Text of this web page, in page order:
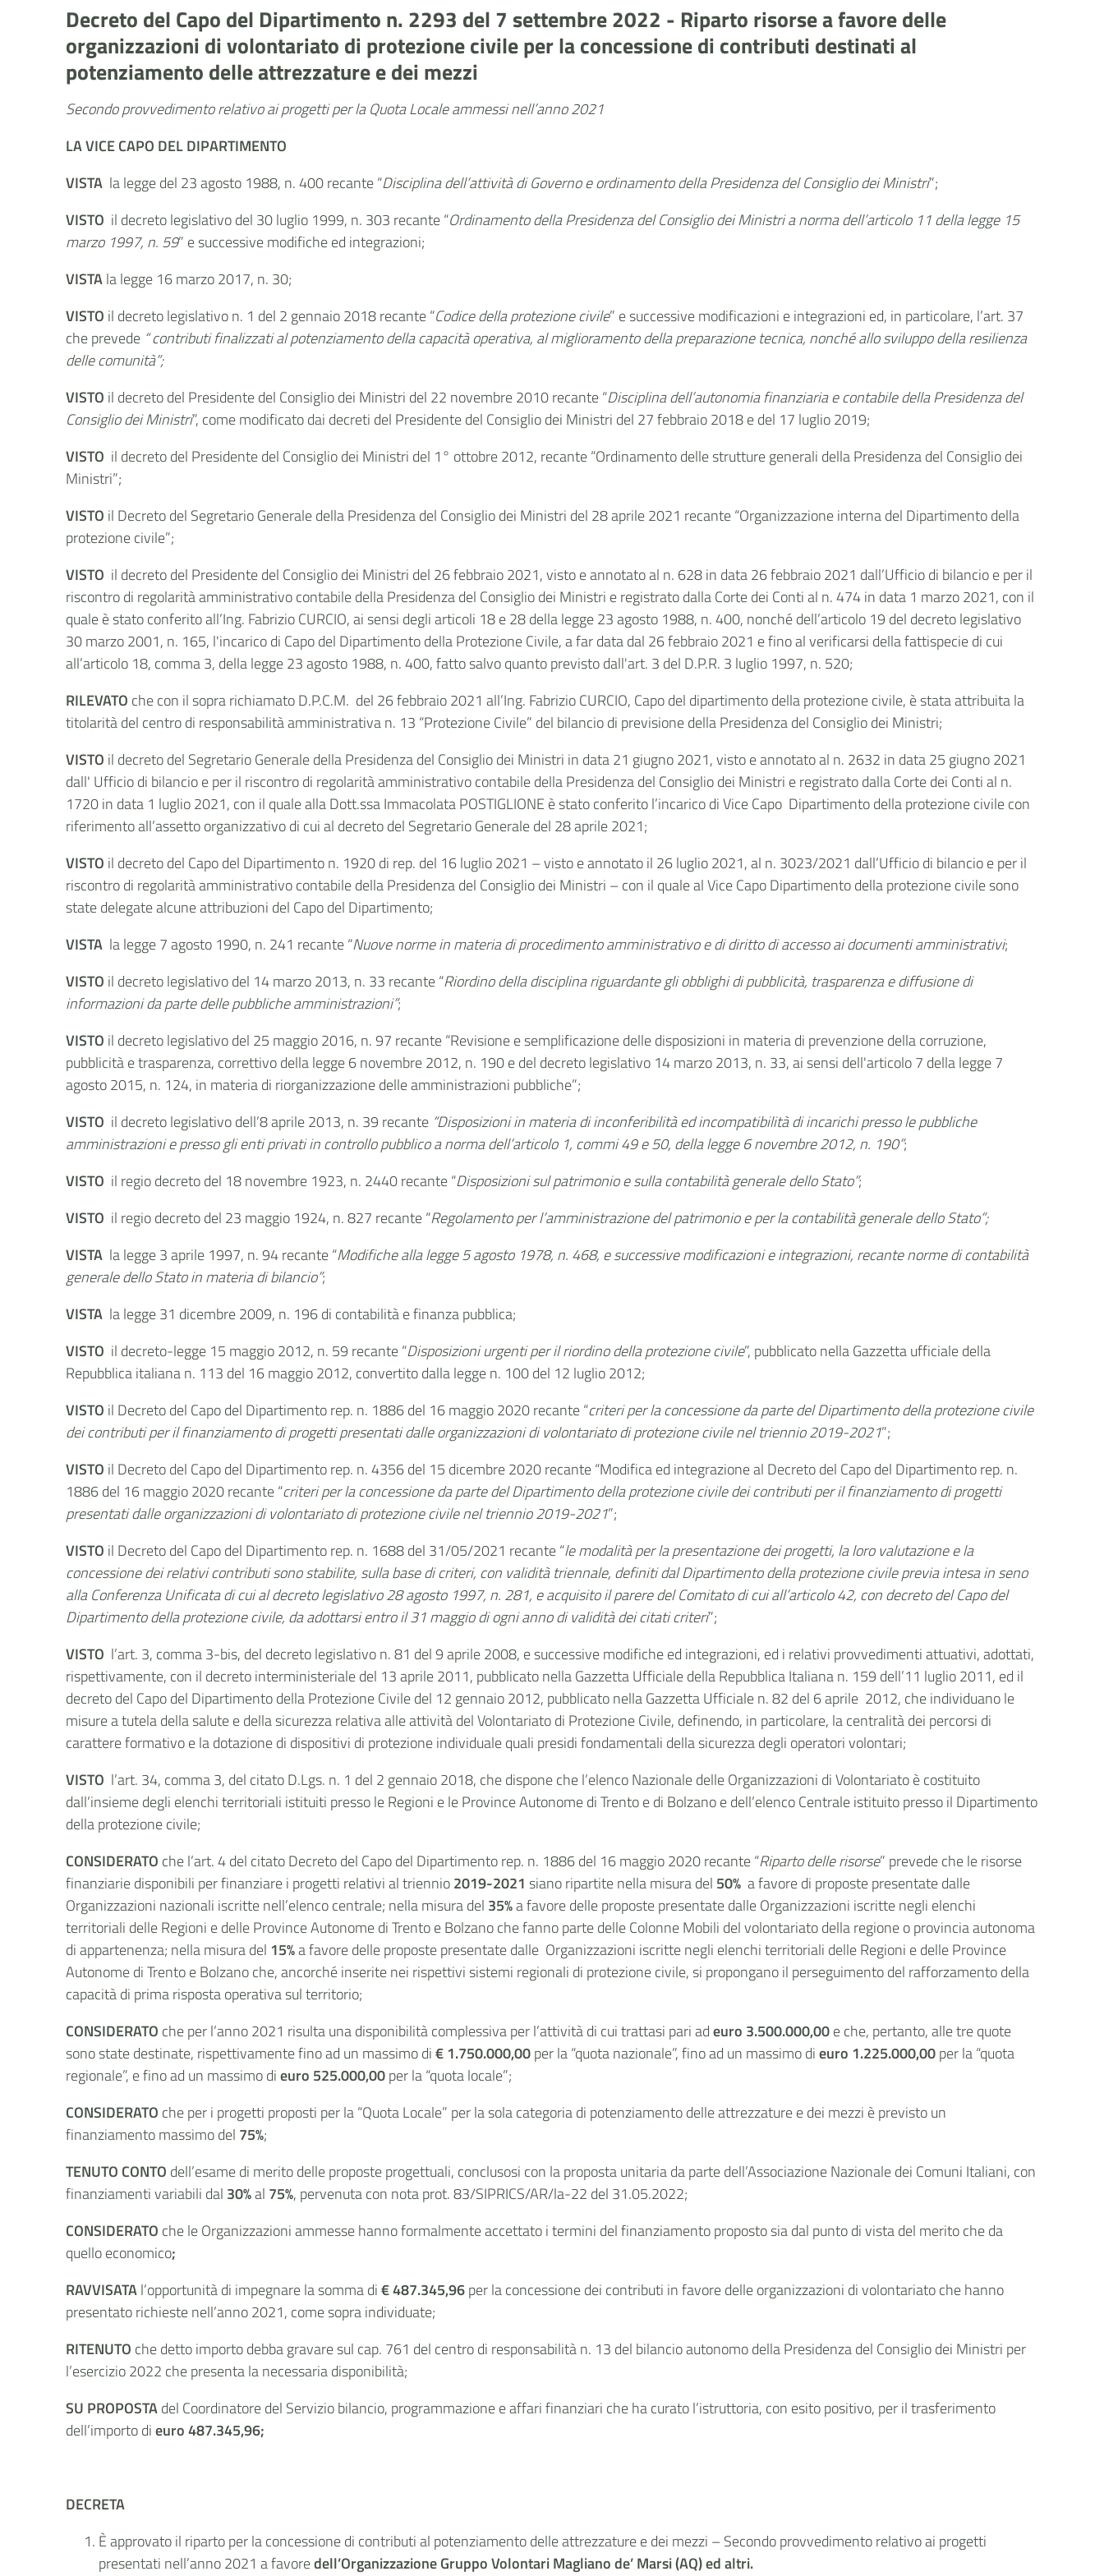
Decreto del Capo del Dipartimento n. 2293 del 7 settembre 2022 - Riparto risorse a favore delle
organizzazioni di volontariato di protezione civile per la concessione di contributi destinati al
potenziamento delle attrezzature e dei mezzi
Secondo provvedimento relativo ai progetti per la Quota Locale ammessi nell’anno 2021
LA VICE CAPO DEL DIPARTIMENTO
VISTA la legge del 23 agosto 1988, n. 400 recante “Disciplina dell’attività di Governo e ordinamento della Presidenza del Consiglio dei Ministri”;
VISTO il decreto legislativo del 30 luglio 1999, n. 303 recante “Ordinamento della Presidenza del Consiglio dei Ministri a norma dell’articolo 11 della legge 15
marzo 1997, n. 59” e successive modifiche ed integrazioni;
VISTAla legge 16 marzo 2017, n. 30;
VISTO il decretolegislativo n. 1 del 2 gennaio 2018 recante “Codice della protezione civile” e successive modificazioni e integrazioni ed, in particolare, l’art. 37
che prevede “ contributi finalizzati al potenziamento della capacità operativa, al miglioramento della preparazione tecnica, nonché allo sviluppo della resilienza
delle comunità”;
VISTO il decreto del Presidente del Consiglio dei Ministri del 22 novembre 2010 recante “Disciplina dell’autonomia finanziaria e contabile della Presidenza del
Consiglio dei Ministri”, come modificato dai decreti del Presidente del Consiglio dei Ministri del 27 febbraio 2018 e del 17 luglio 2019;
VISTO il decreto del Presidente del Consiglio dei Ministri del 1° ottobre 2012, recante “Ordinamento delle strutture generali della Presidenza del Consiglio dei
Ministri”;
VISTO il Decreto del Segretario Generale della Presidenza del Consiglio dei Ministri del 28 aprile 2021 recante “Organizzazione interna del Dipartimento della
protezione civile”;
VISTO il decreto del Presidente del Consiglio dei Ministri del 26 febbraio 2021, visto e annotato al n. 628 in data 26 febbraio 2021 dall’Ufficio di bilancio e per il
riscontro di regolarità amministrativo contabile della Presidenza del Consiglio dei Ministri e registrato dalla Corte dei Conti al n. 474 in data 1 marzo 2021, con il
quale è stato conferito all’Ing. Fabrizio CURCIO, ai sensi degli articoli 18 e 28 della legge 23 agosto 1988, n. 400, nonché dell’articolo 19 del decreto legislativo
30 marzo 2001, n. 165, l'incarico di Capo del Dipartimento della Protezione Civile, a far data dal 26 febbraio 2021 e fino al verificarsi della fattispecie di cui
all’articolo 18, comma 3, della legge 23 agosto 1988, n. 400, fatto salvo quanto previsto dall'art. 3 del D.P.R. 3 luglio 1997, n. 520;
RILEVATO che con il sopra richiamato D.P.C.M. del 26 febbraio 2021 all’Ing. Fabrizio CURCIO, Capo del dipartimento della protezione civile, è stata attribuita la
titolarità del centro di responsabilità amministrativa n. 13 “Protezione Civile” del bilancio di previsione della Presidenza del Consiglio dei Ministri;
VISTO il decreto del Segretario Generale della Presidenza del Consiglio dei Ministri in data 21 giugno 2021, visto e annotato al n. 2632 in data 25 giugno 2021
dall' Ufficio di bilancio e per il riscontro di regolarità amministrativo contabile della Presidenza del Consiglio dei Ministri e registrato dalla Corte dei Conti al n.
1720 in data 1 luglio 2021, con il quale alla Dott.ssa Immacolata POSTIGLIONE è stato conferito l’incarico di Vice Capo Dipartimento della protezione civile con
riferimento all’assetto organizzativo di cui al decreto del Segretario Generale del 28 aprile 2021;
VISTO il decreto del Capo del Dipartimento n. 1920 di rep. del 16 luglio 2021 – visto e annotato il 26 luglio 2021, al n. 3023/2021 dall’Ufficio di bilancio e per il
riscontro di regolarità amministrativo contabile della Presidenza del Consiglio dei Ministri – con il quale al Vice Capo Dipartimento della protezione civile sono
state delegate alcune attribuzioni del Capo del Dipartimento;
VISTA la legge 7 agosto 1990, n. 241 recante “Nuove norme in materia di procedimentoamministrativo e di diritto di accesso ai documenti amministrativi;
VISTO il decreto legislativo del 14 marzo 2013, n. 33 recante “Riordino della disciplina riguardante gli obblighi di pubblicità, trasparenza e diffusione di
informazioni da parte delle pubbliche amministrazioni”;
VISTO il decreto legislativo del 25 maggio 2016, n. 97 recante “Revisione e semplificazione delle disposizioni in materia di prevenzione della corruzione,
pubblicità e trasparenza, correttivo della legge 6 novembre 2012, n. 190 e del decreto legislativo 14 marzo 2013, n. 33, ai sensi dell'articolo 7 della legge 7
agosto 2015, n. 124, in materia di riorganizzazione delle amministrazioni pubbliche”;
VISTO il decreto legislativo dell’8 aprile 2013, n. 39 recante “Disposizioni in materia di inconferibilità ed incompatibilità di incarichi presso le pubbliche
amministrazioni e presso gli enti privati in controllo pubblico a norma dell’articolo 1, commi 49 e 50, della legge 6 novembre 2012, n. 190”;
VISTO il regio decreto del 18 novembre 1923, n. 2440 recante “Disposizioni sul patrimonio e sulla contabilità generale dello Stato”;
VISTO il regio decreto del 23 maggio 1924, n. 827 recante “Regolamento per l’amministrazione del patrimonio e per la contabilità generale dello Stato”;
VISTA la legge 3 aprile 1997, n. 94 recante “Modifiche alla legge 5 agosto 1978, n. 468, e successive modificazioni e integrazioni, recante norme di contabilità
generale dello Stato in materia di bilancio”;
VISTA la legge 31 dicembre 2009, n. 196 di contabilità e finanza pubblica;
VISTO il decreto-legge 15 maggio 2012, n. 59 recante “Disposizioni urgenti per il riordino della protezione civile”, pubblicato nella Gazzetta ufficiale della
Repubblica italiana n. 113 del 16 maggio 2012, convertito dalla legge n. 100 del 12 luglio 2012;
VISTO il Decreto del Capo del Dipartimento rep. n. 1886 del 16 maggio 2020 recante “criteri per la concessione da parte del Dipartimento della protezione civile
dei contributi per il finanziamento di progetti presentati dalle organizzazioni di volontariato di protezione civile nel triennio 2019-2021”;
VISTO il Decreto del Capo del Dipartimento rep. n. 4356 del 15 dicembre 2020 recante “Modifica ed integrazione al Decreto del Capo del Dipartimento rep. n.
1886 del 16 maggio 2020 recante “criteri per la concessione da parte del Dipartimento della protezione civile dei contributi per il finanziamento di progetti
presentati dalle organizzazioni di volontariato di protezione civile nel triennio 2019-2021”;
VISTO il Decreto del Capo del Dipartimento rep. n. 1688 del 31/05/2021 recante “le modalità per la presentazione dei progetti, la loro valutazione e la
concessione dei relativi contributi sono stabilite, sulla base di criteri, con validità triennale, definiti dal Dipartimento della protezione civile previa intesa in seno
alla Conferenza Unificata di cui al decreto legislativo 28 agosto 1997, n. 281, e acquisito il parere del Comitato di cui all’articolo 42, con decreto del Capo del
Dipartimento della protezione civile, da adottarsi entro il 31 maggio di ogni anno di validità dei citati criteri”;
VISTO l’art. 3, comma 3-bis, del decreto legislativo n. 81 del 9 aprile 2008, e successive modifiche ed integrazioni, ed i relativi provvedimenti attuativi, adottati,
rispettivamente, con il decreto interministeriale del 13 aprile 2011, pubblicato nella Gazzetta Ufficiale della Repubblica Italiana n. 159 dell’11 luglio 2011, ed il
decreto del Capo del Dipartimento della Protezione Civile del 12 gennaio 2012, pubblicato nella Gazzetta Ufficiale n. 82 del 6 aprile 2012, che individuano le
misure a tutela della salute e della sicurezza relativa alle attività del Volontariato di Protezione Civile, definendo, in particolare, la centralità dei percorsi di
carattere formativo e la dotazione di dispositivi di protezione individuale quali presidi fondamentali della sicurezza degli operatori volontari;
VISTO l’art. 34, comma 3, del citato D.Lgs. n. 1 del 2 gennaio 2018, che dispone che l’elenco Nazionale delle Organizzazioni di Volontariato è costituito
dall’insieme degli elenchi territoriali istituiti presso le Regioni e le Province Autonome di Trento e di Bolzano e dell’elenco Centrale istituito presso il Dipartimento
della protezione civile;
CONSIDERATO che l’art. 4 del citato Decreto del Capo del Dipartimento rep. n. 1886 del 16 maggio 2020 recante “Riparto delle risorse” prevede che le risorse
finanziarie disponibili per finanziare i progetti relativi al triennio2019-2021 siano ripartite nella misura del 50% a favore di proposte presentate dalle
Organizzazioni nazionali iscritte nell’elenco centrale; nella misura del 35%a favore delle proposte presentate dalle Organizzazioni iscritte negli elenchi
territoriali delle Regioni e delle Province Autonome di Trento e Bolzano che fanno parte delle Colonne Mobili del volontariato della regione o provincia autonoma
di appartenenza; nella misura del 15%a favore delle proposte presentate dalle Organizzazioni iscritte negli elenchi territoriali delle Regioni e delle Province
Autonome di Trento e Bolzano che, ancorché inserite nei rispettivi sistemi regionali di protezione civile, si propongano il perseguimento del rafforzamento della
capacità di prima risposta operativa sul territorio;
CONSIDERATO che per l’anno 2021 risulta una disponibilità complessiva per l’attività di cui trattasi pari adeuro 3.500.000,00e che, pertanto, alle tre quote
sono state destinate, rispettivamente fino ad un massimo di€ 1.750.000,00per la “quota nazionale”, fino ad un massimo dieuro 1.225.000,00per la “quota
regionale”, e fino ad un massimo dieuro 525.000,00per la “quota locale”;
CONSIDERATO che per i progetti proposti per la “Quota Locale” per la sola categoria di potenziamento delle attrezzature e dei mezzi è previsto un
finanziamento massimo del 75%;
TENUTO CONTO dell’esame di merito delle proposte progettuali, conclusosi con la proposta unitaria da parte dell’Associazione Nazionale dei Comuni Italiani, con
finanziamenti variabili dal 30%al 75%, pervenuta con nota prot. 83/SIPRICS/AR/la-22 del 31.05.2022;
CONSIDERATO che le Organizzazioni ammesse hanno formalmente accettato i termini del finanziamento proposto sia dal punto di vista del merito che da
quello economico;
RAVVISATAl’opportunità di impegnare la somma di€ 487.345,96per la concessione dei contributi in favore delle organizzazioni di volontariato che hanno
presentato richieste nell’anno 2021, come sopra individuate;
RITENUTO che detto importo debba gravare sul cap. 761 del centro di responsabilità n. 13 del bilancio autonomo della Presidenza del Consiglio dei Ministri per
l’esercizio2022 che presenta la necessaria disponibilità;
SU PROPOSTAdel Coordinatore del Servizio bilancio, programmazione e affari finanziari che ha curato l’istruttoria, con esito positivo, per il trasferimento
dell’importo dieuro487.345,96;
DECRETA
È approvato il riparto per la concessione di contributi al potenziamento delle attrezzature e dei mezzi – Secondo provvedimento relativo ai progetti
presentati nell’anno 2021 a favoredell’Organizzazione Gruppo Volontari Magliano de’ Marsi (AQ) ed altri.